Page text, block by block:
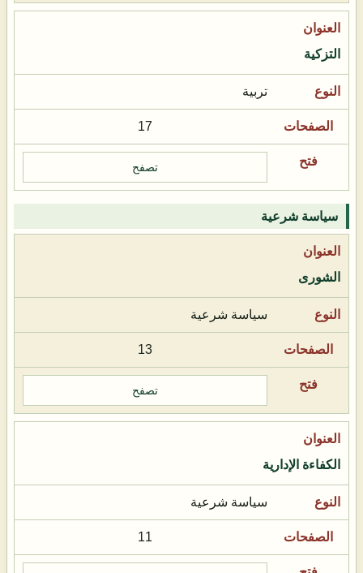
التزكية
تربية
17
تصفح
سياسة شرعية
الشورى
سياسة شرعية
13
تصفح
الكفاءة الإدارية
سياسة شرعية
11